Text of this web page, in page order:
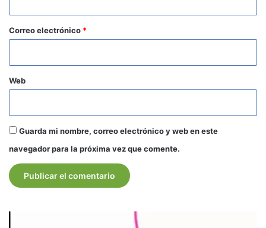
o
*
Correo electrónico *
Web
Guarda mi nombre, correo electrónico y web en este
navegador para la próxima vez que comente.